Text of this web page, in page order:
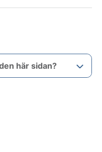
här sidan?